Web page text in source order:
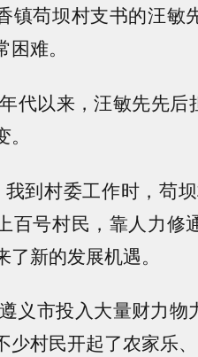
镇苟坝村支书的汪敏
难。
代以来，汪敏先先
我到村委工作时，苟
百号村民，靠人力修
了新的发展机遇。
义市投入大量财力
少村民开起了农家乐